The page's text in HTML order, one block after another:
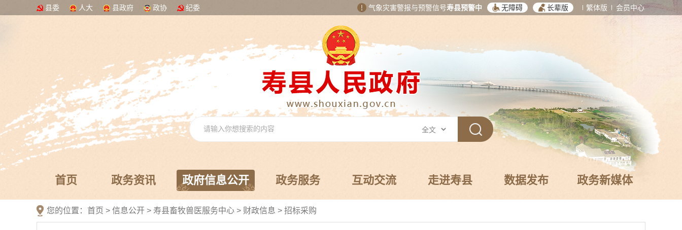
县委 人大 县政府 政协 纪委 气象灾害警报与预警信号寿县预警中 无障碍 长辈版 繁体版 会员中心
首页 政务资讯 政府信息公开 政务服务 互动交流 走进寿县 数据发布 政务新媒体
您的位置： 首页 > 信息公开 > 寿县畜牧兽医服务中心 > 财政信息 > 招标采购